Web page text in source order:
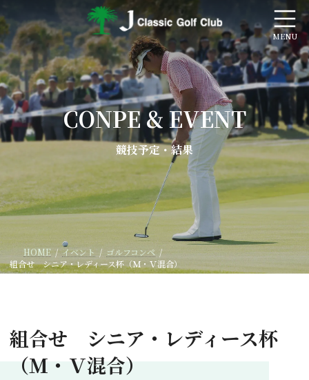
ン
テ
ン
ツ
へ
ス
キ
ッ
プ
ビ
ゲ
ー
シ
ョ
ン
に
移
動
CONPE & EVENT
競技予定・結果
HOME イベント
ゴルフコンペ
組合せ シニア・レディース杯（Ｍ・Ｖ混合）
組合せ シニア・レディース杯
（Ｍ・Ｖ混合）